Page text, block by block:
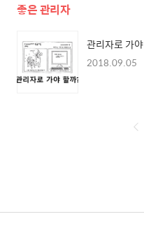
좋은 관리자
관리자로 가
2018.09.05